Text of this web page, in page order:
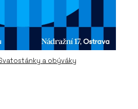
a obýváky